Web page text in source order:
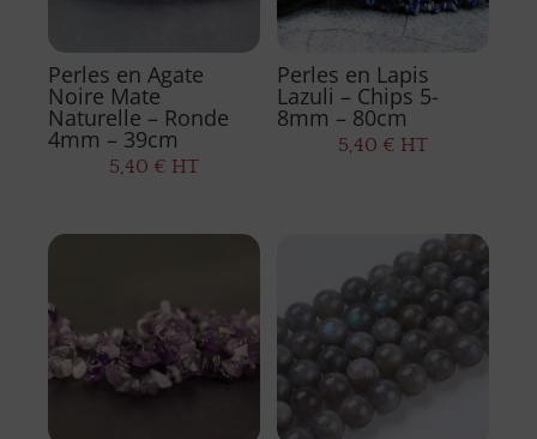
Perles en Agate
Noire Mate
Naturelle – Ronde
4mm – 39cm
5,40 € HT
Perles en Lapis
Lazuli – Chips 5-
8mm – 80cm
5,40 € HT